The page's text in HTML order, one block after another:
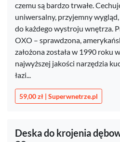
czemu są bardzo trwałe.
uniwersalny, przyjemny
do każdego wystroju wnętrza.
OXO – sprawdzona,
założona została w 1990 roku
najwyższej jakości narzędzia
łazi...
59,00 zł | Superwnetrze.pl
Deska do krojenia